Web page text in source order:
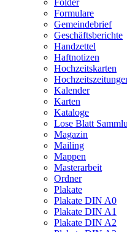
Folder
Formulare
Gemeindebrief
Geschäftsberichte
Handzettel
Haftnotizen
Hochzeitskarten
Kalender
Karten
Kataloge
Lose Blatt
Magazin
Mailing
Mappen
Masterarbeit
Ordner
Plakate
Plakate DIN A0
Plakate DIN A1
Plakate DIN A2